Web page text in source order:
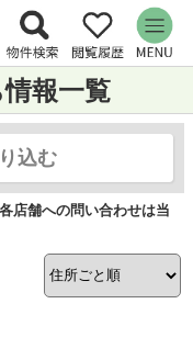
報一覧
込む
店舗への問い合わせは当